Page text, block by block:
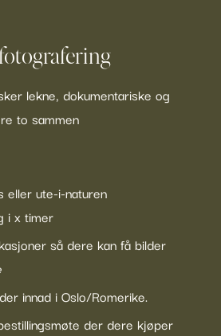
lekne, dokumentariske og
to sammen
eller ute-i-naturen
i x timer
så dere kan få bilder
innad i Oslo/Romerike.
der dere kjøper